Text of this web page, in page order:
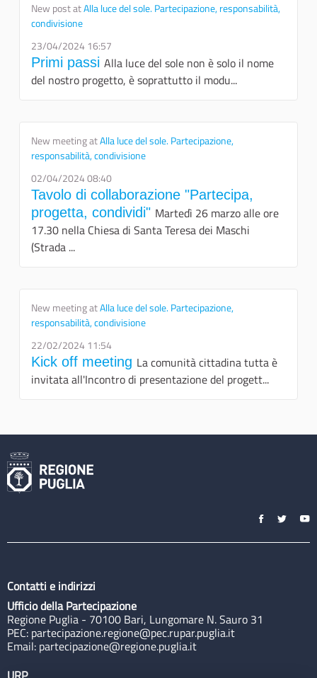
New post atAlla luce del sole. Partecipazione, responsabilità,
condivisione
23/04/2024 16:57
Primi passi Alla luce del sole non è solo il nome
del nostro progetto, è soprattutto il modu...
New meeting atAlla luce del sole. Partecipazione,
responsabilità, condivisione
02/04/2024 08:40
Tavolo di collaborazione "Partecipa,
progetta, condividi" Martedì 26 marzo alle ore
17.30 nella Chiesa di Santa Teresa dei Maschi
(Strada ...
New meeting atAlla luce del sole. Partecipazione,
responsabilità, condivisione
22/02/2024 11:54
Kick off meeting La comunità cittadina tutta è
invitata all'Incontro di presentazione del progett...
Contatti e indirizzi
Ufficio della Partecipazione
Regione Puglia - 70100 Bari, Lungomare N. Sauro 31
PEC: partecipazione.regione@pec.rupar.puglia.it
Email: partecipazione@regione.puglia.it